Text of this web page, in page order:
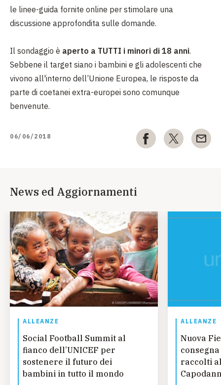
le linee-guida fornite online per stimolare una
discussione approfondita sulle domande.
Il sondaggio è aperto a TUTTI i minori di 18 anni.
Sebbene il target siano i bambini e gli adolescenti che
vivono all'interno dell’Unione Europea, le risposte da
parte di coetanei extra-europei sono comunque
benvenute.
06/06/2018
News ed Aggiornamenti
ALLEANZE
Social Football Summit al
fianco dell’UNICEF per
sostenere il futuro dei
bambini in tutto il mondo
ALLEANZE
Nuova
raccolti